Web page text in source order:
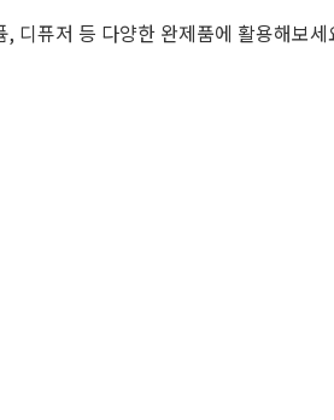
디퓨저 등 다양한 완제품에 활용해보세